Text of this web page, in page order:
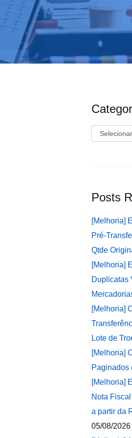
Categorias
Posts
[Melhoria]
Pré-
Qtde
[Melhoria]
Duplicatas
[Melhoria]
Lote de
[Melhoria]
Paginados
[Melhoria]
Nota
a partir da
05/08/2026